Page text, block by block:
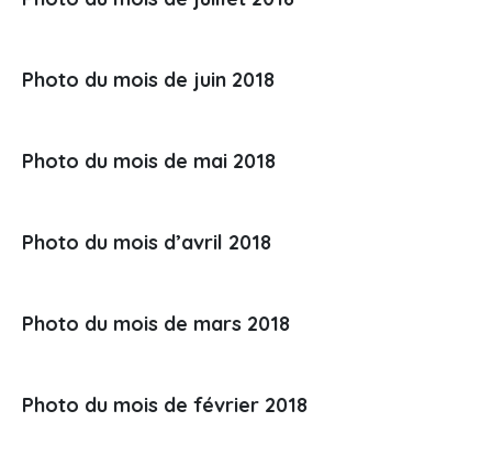
Photo du mois de juin 2018
Photo du mois de mai 2018
Photo du mois d’avril 2018
Photo du mois de mars 2018
Photo du mois de février 2018